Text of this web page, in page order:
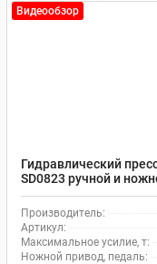
Видеообзор
Гидравлический
SD0823 ручной и
Производитель:
Артикул:
Максимальное усилие, т:
Ножной привод, педаль: